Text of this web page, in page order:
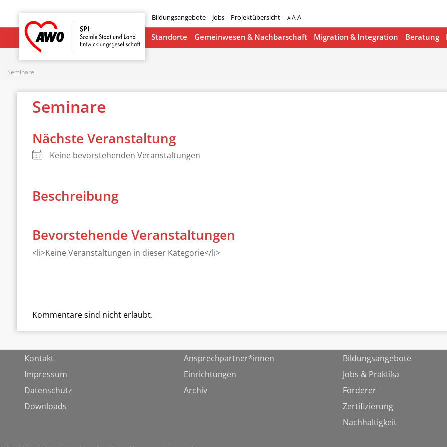
Bildungsangebote Jobs Projektübersicht A AA
Startseite
Standorte Gemeinwesen & Nachbarschaft Migration & Integration Beratung
Seminare
Seminare
Nächste Veranstaltung
Keine bevorstehenden Veranstaltungen
Beschreibung
Bevorstehende Veranstaltungen
<li>Keine Veranstaltungen in dieser Kategorie</li>
Kommentare sind nicht erlaubt.
Kontakt
Impressum
Datenschutz
Downloads
Ansprechpartner*innen
Einrichtungen
Archiv
Bildungsangebote
Jobs & Praktika
Förderer
Zertifizierung
Nachhaltigkeit